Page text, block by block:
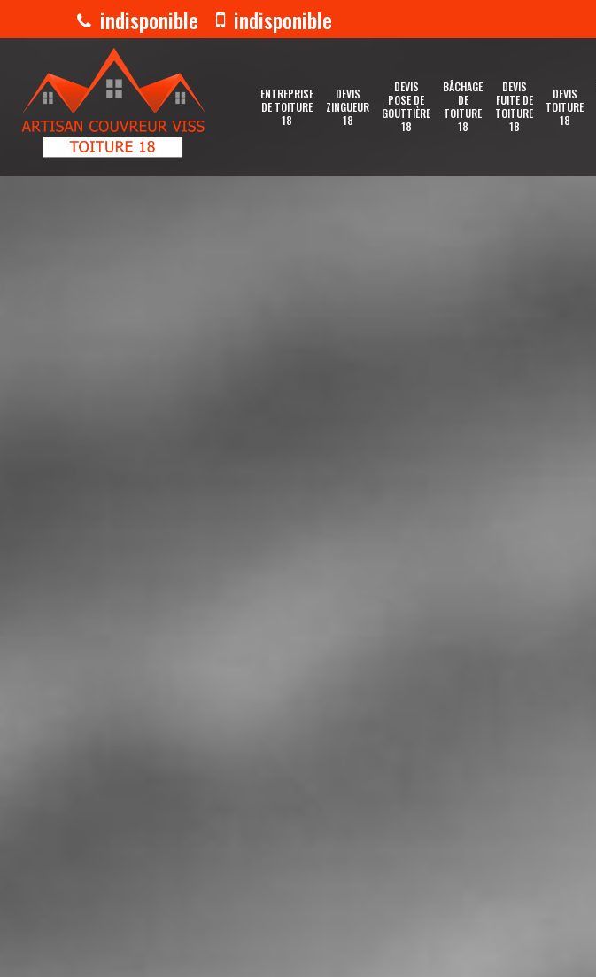
indisponible indisponible
ENTREPRISE
DE TOITURE
18
DEVIS
ZINGUEUR
18
DEVIS
POSE DE
GOUTTIÈRE
18
BÂCHAGE
DE
TOITURE
18
DEVIS
FUITE DE
TOITURE
18
DEVIS
TOITURE
18